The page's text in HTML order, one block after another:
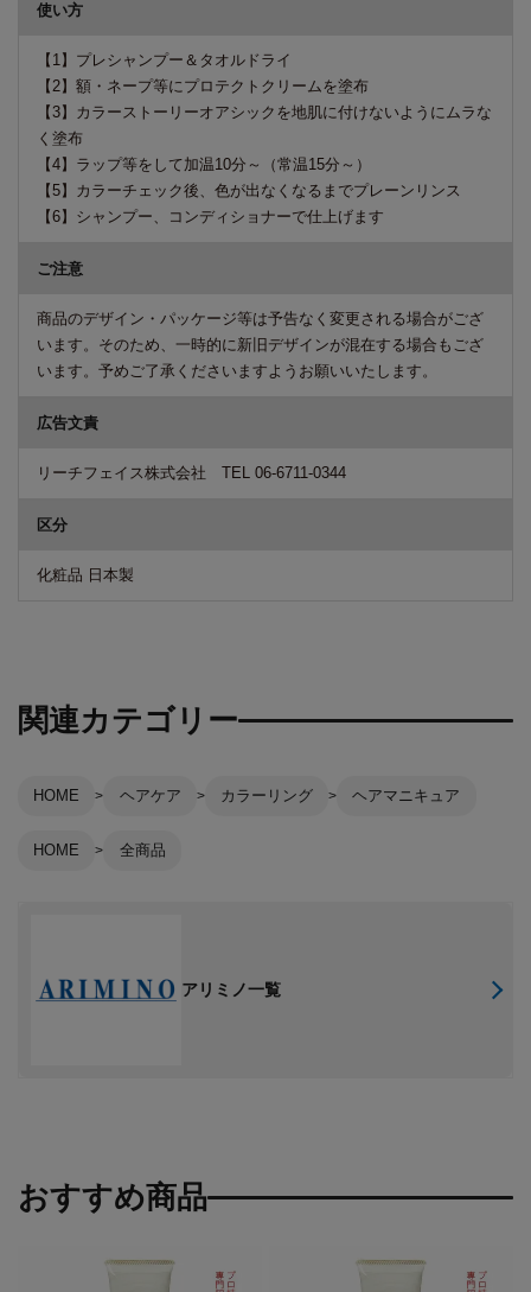
使い方
【1】プレシャンプー＆タオルドライ
【2】額・ネープ等にプロテクトクリームを塗布
【3】カラーストーリーオアシックを地肌に付けないようにムラな
く塗布
【4】ラップ等をして加温10分～（常温15分～）
【5】カラーチェック後、色が出なくなるまでプレーンリンス
【6】シャンプー、コンディショナーで仕上げます
ご注意
商品のデザイン・パッケージ等は予告なく変更される場合がござ
います。そのため、一時的に新旧デザインが混在する場合もござ
います。予めご了承くださいますようお願いいたします。
広告文責
リーチフェイス株式会社 TEL 06-6711-0344
区分
化粧品 日本製
関連カテゴリー
HOME ヘアケア カラーリング ヘアマニキュア
HOME 全商品
アリミノ一覧
おすすめ商品